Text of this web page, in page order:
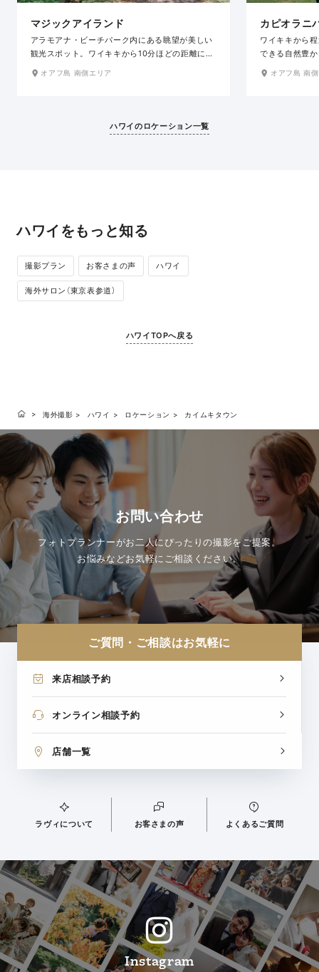
マジックアイランド
アラモアナ・ビーチパーク内にある眺望が美しい
観光スポット。ワイキキから10分ほどの距離にあ
り、ダイヤモンドヘッドを遠縁に望みながら美し
うようなロマンチックな写真が撮影できます。
オアフ島 南側エリア
カピオラニ
ワイキキから
できる自然豊
場と、雄大な
オアフ島 南
ハワイのロケーション一覧
ハワイをもっと知る
撮影プラン お客さまの声 ハワイ
海外サロン（東京表参道）
ハワイTOPへ戻る
海外撮影 ハワイ ロケーション カイムキタウン
お問い合わせ
フォトプランナーがお二人にぴったりの撮影をご提案。
お悩みなどお気軽にご相談ください。
ご質問・ご相談はお気軽に
来店相談予約
オンライン相談予約
店舗一覧
ラヴィについて お客さまの声 よくあるご質問
Instagram